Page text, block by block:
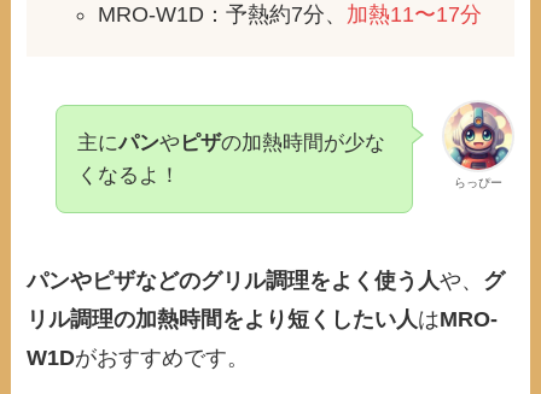
MRO-W1D：予熱約7分、 加熱11〜17分
らっぴー
主にパンや ピザの加熱時間が少な
くなるよ！
パンやピザなどのグリル調理をよく使う人や、 グ
リル調理の加熱時間をより短くしたい人 はMRO-
W1Dがおすすめです。